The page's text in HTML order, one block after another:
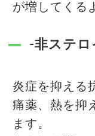
が増してくる
-非ステロ
炎症を抑える
痛薬、熱を抑
ます。